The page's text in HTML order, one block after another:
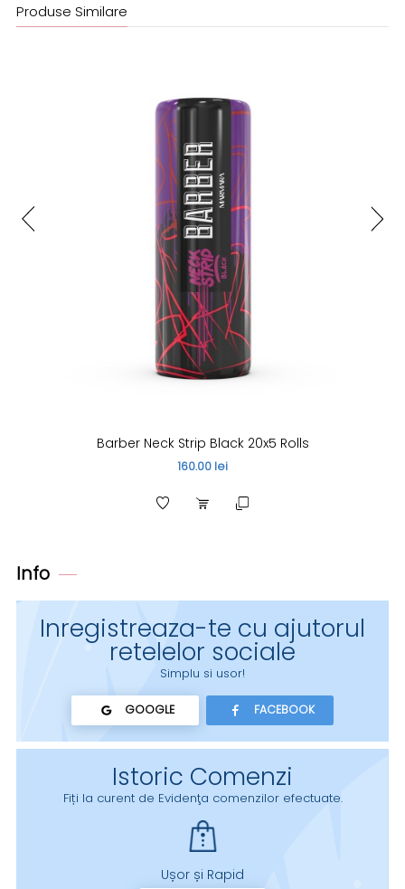
Produse Similare
Barber Neck Strip Black 20x5 Rolls
160.00 lei
Info
Inregistreaza-te cu ajutorul
retelelor sociale
Simplu si usor!
GOOGLE FACEBOOK
Istoric Comenzi
Fiți la curent de Evidenţa comenzilor efectuate.
Ușor și Rapid